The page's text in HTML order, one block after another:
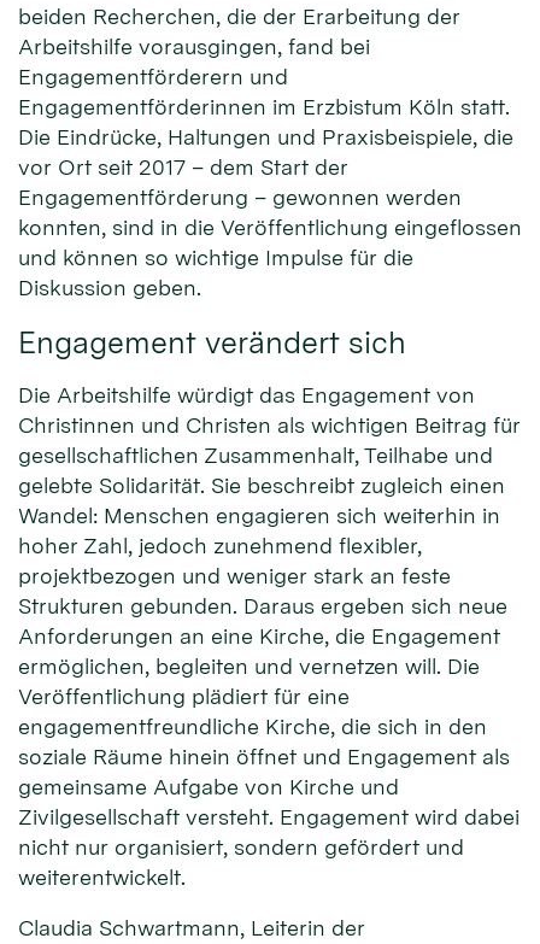
beiden Recherchen, die der Erarbeitung der
Arbeitshilfe vorausgingen, fand bei
Engagementförderern und
Engagementförderinnen im Erzbistum Köln statt.
Die Eindrücke, Haltungen und Praxisbeispiele, die
vor Ort seit 2017 – dem Start der
Engagementförderung – gewonnen werden
konnten, sind in die Veröffentlichung eingeflossen
und können so wichtige Impulse für die
Diskussion geben.
Engagement verändert sich
Die Arbeitshilfe würdigt das Engagement von
Christinnen und Christen als wichtigen Beitrag für
gesellschaftlichen Zusammenhalt, Teilhabe und
gelebte Solidarität. Sie beschreibt zugleich einen
Wandel: Menschen engagieren sich weiterhin in
hoher Zahl, jedoch zunehmend flexibler,
projektbezogen und weniger stark an feste
Strukturen gebunden. Daraus ergeben sich neue
Anforderungen an eine Kirche, die Engagement
ermöglichen, begleiten und vernetzen will. Die
Veröffentlichung plädiert für eine
engagementfreundliche Kirche, die sich in den
soziale Räume hinein öffnet und Engagement als
gemeinsame Aufgabe von Kirche und
Zivilgesellschaft versteht. Engagement wird dabei
nicht nur organisiert, sondern gefördert und
weiterentwickelt.
Claudia Schwartmann, Leiterin der